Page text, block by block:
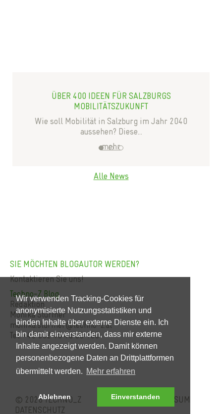
Wir verwenden Tracking-Cookies für
anonymisierte Nutzungsstatistiken und
binden Inhalte über externe Dienste ein. Ich
bin damit einverstanden, dass mir externe
Inhalte angezeigt werden. Damit können
personenbezogene Daten an Drittplattformen
übermittelt werden. Mehr erfahren
Ablehnen Einverstanden
ÜBER 400 IDEEN FÜR SALZBURGS
MOBILITÄTSZUKUNFT
Wie soll Mobilität in Salzburg im Jahr 2040
aussehen? Diese...
mehr
Alle News
SIE MÖCHTEN BLOGAUTOR WERDEN?
Kontaktieren Sie uns!
Techno-Z Blog
Redaktion
Monika Sturmer
monika.sturmer@techno-z.at
Tel. +43 662 45 48 88 150
© 2026 TECHNO_Z KONTAKT
IMPRESSUM
DATENSCHUTZ